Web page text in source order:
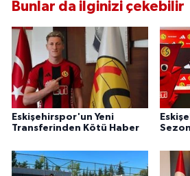
Bunlar da ilginizi çekebilir
Eskişehirspor'un Yeni
Transferinden Kötü Haber